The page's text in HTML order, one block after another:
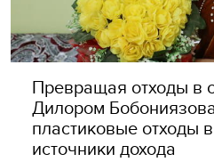
Превращая отходы в
Дилором
пластиковые отходы
источники дохода